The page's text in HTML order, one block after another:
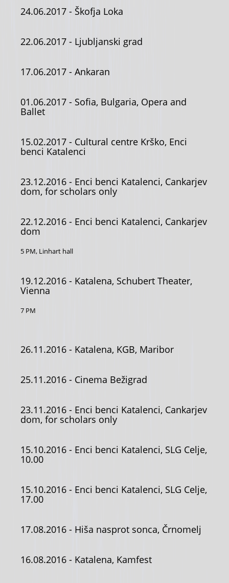
24.06.2017 - Škofja Loka
22.06.2017 - Ljubljanski grad
17.06.2017 - Ankaran
01.06.2017 - Sofia, Bulgaria, Opera and
Ballet
15.02.2017 - Cultural centre Krško, Enci
benci Katalenci
23.12.2016 - Enci benci Katalenci, Cankarjev
dom, for scholars only
22.12.2016 - Enci benci Katalenci, Cankarjev
dom
5 PM, Linhart hall
19.12.2016 - Katalena, Schubert Theater,
Vienna
7 PM
26.11.2016 - Katalena, KGB, Maribor
25.11.2016 - Cinema Bežigrad
23.11.2016 - Enci benci Katalenci, Cankarjev
dom, for scholars only
15.10.2016 - Enci benci Katalenci, SLG Celje,
10.00
15.10.2016 - Enci benci Katalenci, SLG Celje,
17.00
17.08.2016 - Hiša nasprot sonca, Črnomelj
16.08.2016 - Katalena, Kamfest